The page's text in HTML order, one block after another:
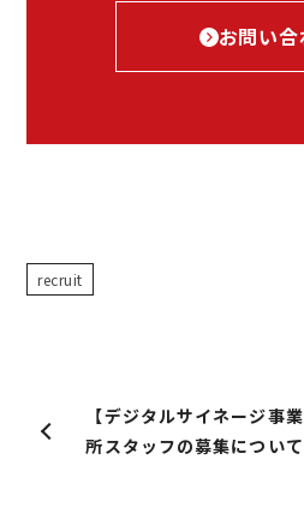
お問い合
recruit
【デジタルサイネージ事
所スタッフの募集について